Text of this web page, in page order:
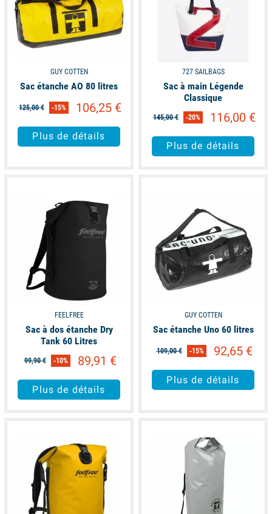
découvrez les housses pour ordinateurs.
GUY COTTEN
Sac étanche AO 80 litres
125,00 € -15% 106,25 €
Plus de détails
727 SAILBAGS
Sac à main Légende
Classique
145,00 € -20% 116,00 €
Plus de détails
FEELFREE
Sac à dos étanche Dry
Tank 60 Litres
99,90 € -10% 89,91 €
Plus de détails
GUY COTTEN
Sac étanche Uno 60 litres
109,00 € -15% 92,65 €
Plus de détails